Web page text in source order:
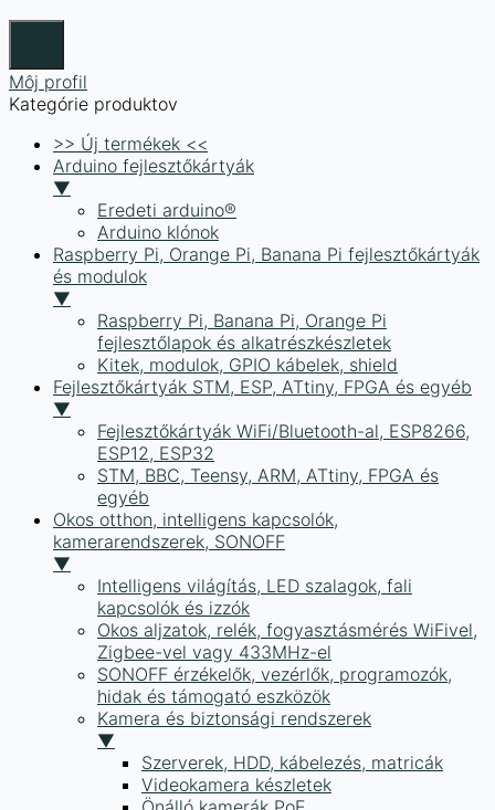
Môj profil
Kategórie produktov
>> Új termékek <<
Arduino fejlesztőkártyák
▼
Eredeti arduino®
Arduino klónok
Raspberry Pi, Orange Pi, Banana Pi fejlesztőkártyák
és modulok
▼
Raspberry Pi, Banana Pi, Orange Pi
fejlesztőlapok és alkatrészkészletek
Kitek, modulok, GPIO kábelek, shield
Fejlesztőkártyák STM, ESP, ATtiny, FPGA és egyéb
▼
Fejlesztőkártyák WiFi/Bluetooth-al, ESP8266,
ESP12, ESP32
STM, BBC, Teensy, ARM, ATtiny, FPGA és
egyéb
Okos otthon, intelligens kapcsolók,
kamerarendszerek, SONOFF
▼
Intelligens világítás, LED szalagok, fali
kapcsolók és izzók
Okos aljzatok, relék, fogyasztásmérés WiFivel,
Zigbee-vel vagy 433MHz-el
SONOFF érzékelők, vezérlők, programozók,
hidak és támogató eszközök
Kamera és biztonsági rendszerek
▼
Szerverek, HDD, kábelezés, matricák
Videokamera készletek